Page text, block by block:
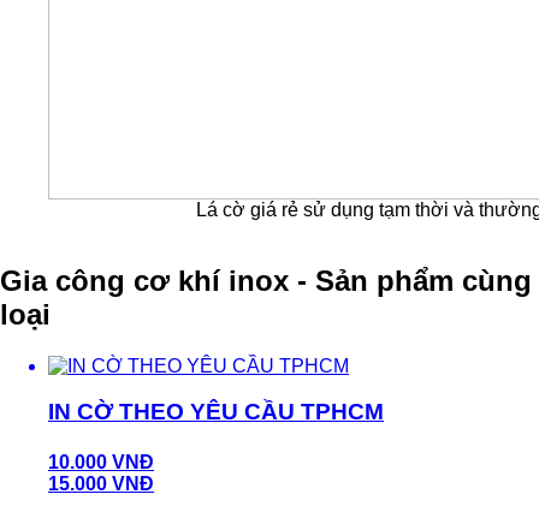
Lá cờ giá rẻ sử dụng tạm thời và
Gia công cơ khí inox - Sản phẩm cùng
loại
IN CỜ THEO YÊU CẦU TPHCM
10.000 VNĐ
15.000 VNĐ